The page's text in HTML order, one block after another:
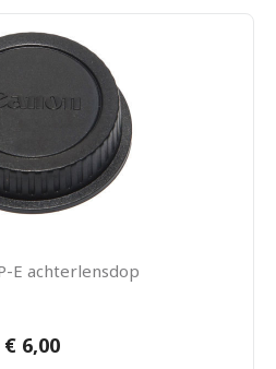
E achterlensdop
€ 6,00